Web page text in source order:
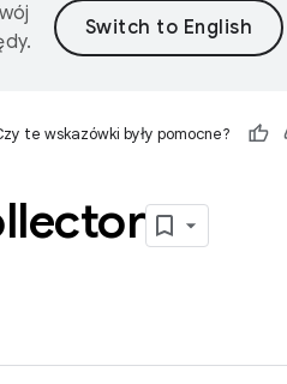
te wskazówki były pomocne?